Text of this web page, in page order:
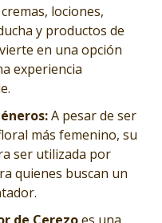
lociones,
y productos de
en una opción
experiencia
A pesar de ser
más femenino, su
ser utilizada por
quienes buscan un